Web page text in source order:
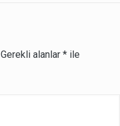
Gerekli alanlar * ile